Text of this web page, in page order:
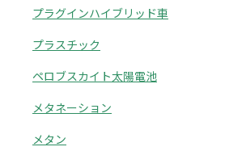
プラグインハイブリッド車
プラスチック
ペロブスカイト太陽電池
メタネーション
メタン